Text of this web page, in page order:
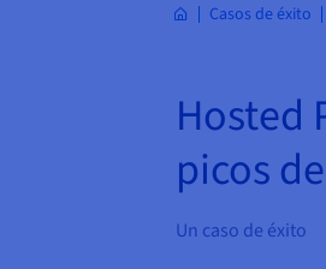
Casos de éxito
Hosted
picos
Un caso de éxito